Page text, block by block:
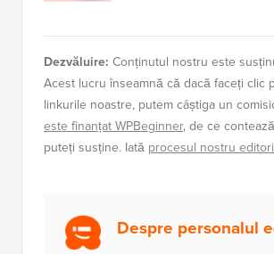
Dezvăluire: Conținutul nostru este
Acest lucru înseamnă că dacă faceți clic
linkurile noastre, putem câștiga un
este finanțat WPBeginner, de ce
puteți susține. Iată procesul nostru
Despre personalul